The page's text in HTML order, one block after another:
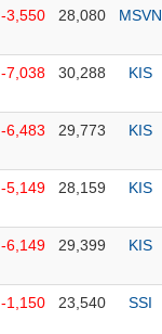
-3,550 28,080 MSVN
-7,038 30,288 KIS
-6,483 29,773 KIS
-5,149 28,159 KIS
-6,149 29,399 KIS
-1,150 23,540 SSI